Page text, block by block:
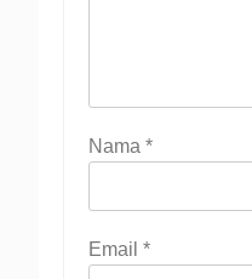
Nama *
Email *